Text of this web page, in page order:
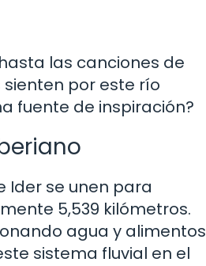
las canciones de
por este río
fuente de inspiración?
Ider se unen para
5,539 kilómetros.
agua y alimentos
sistema fluvial en el